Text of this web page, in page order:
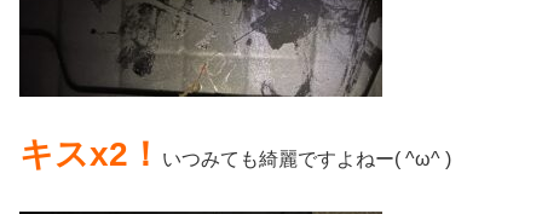
キスx2！ いつみても綺麗ですよねー( ^ω^ )